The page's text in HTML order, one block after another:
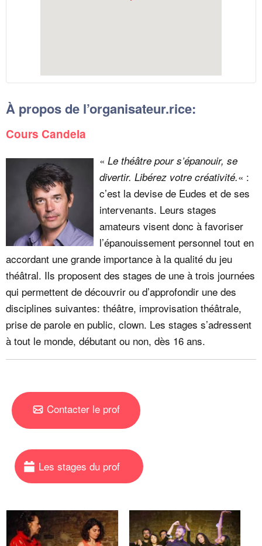
À propos de l’organisateur.rice:
Cours Candela
« Le théâtre pour s’épanouir, se
divertir. Libérez votre créativité.« :
c’est la devise de Eudes et de ses
intervenants. Leurs stages
amateurs visent donc à favoriser
l’épanouissement personnel tout en
accordant une grande importance à la qualité du jeu
théâtral. Ils proposent des stages de une à trois journées
qui permettent de découvrir ou d’approfondir une des
disciplines suivantes: théâtre, improvisation théâtrale,
prise de parole en public, clown. Les stages s’adressent
à tout le monde, débutant ou non, dès 16 ans.
Contacter le prof